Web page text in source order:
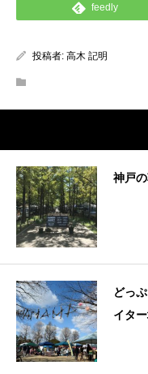
feedly
投稿者: 高木 記明
神戸
どっ
イタ